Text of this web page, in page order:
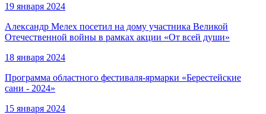
19 января 2024
Александр Мелех посетил на дому участника Великой
Отечественной войны в рамках акции «От всей души»
18 января 2024
Программа областного фестиваля-ярмарки «Берестейские
сани - 2024»
15 января 2024